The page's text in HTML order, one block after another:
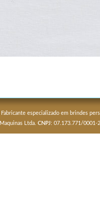
Fabricante especializado em brindes
Ltda. CNPJ: 07.173.771/0001-